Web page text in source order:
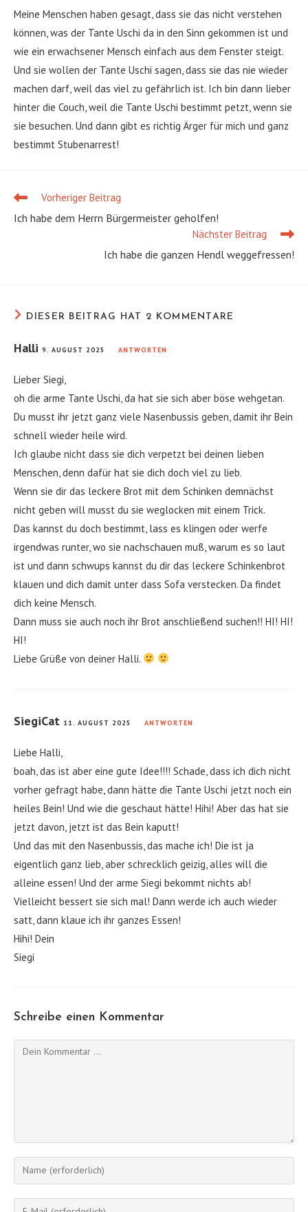
Meine Menschen haben gesagt, dass sie das nicht verstehen
können, was der Tante Uschi da in den Sinn gekommen ist und
wie ein erwachsener Mensch einfach aus dem Fenster steigt.
Und sie wollen der Tante Uschi sagen, dass sie das nie wieder
machen darf, weil das viel zu gefährlich ist. Ich bin dann lieber
hinter die Couch, weil die Tante Uschi bestimmt petzt, wenn sie
sie besuchen. Und dann gibt es richtig Ärger für mich und ganz
bestimmt Stubenarrest!
Weitere
ansehen
Vorheriger Beitrag
Ich habe dem Herrn Bürgermeister geholfen!
Nächster Beitrag
Ich habe die ganzen Hendl weggefressen!
DIESER BEITRAG HAT 2 KOMMENTARE
Halli 9. AUGUST 2025 ANTWORTEN
Lieber Siegi,
oh die arme Tante Uschi, da hat sie sich aber böse wehgetan.
Du musst ihr jetzt ganz viele Nasenbussis geben, damit ihr Bein
schnell wieder heile wird.
Ich glaube nicht dass sie dich verpetzt bei deinen lieben
Menschen, denn dafür hat sie dich doch viel zu lieb.
Wenn sie dir das leckere Brot mit dem Schinken demnächst
nicht geben will musst du sie weglocken mit einem Trick.
Das kannst du doch bestimmt, lass es klingen oder werfe
irgendwas runter, wo sie nachschauen muß, warum es so laut
ist und dann schwups kannst du dir das leckere Schinkenbrot
klauen und dich damit unter dass Sofa verstecken. Da findet
dich keine Mensch.
Dann muss sie auch noch ihr Brot anschließend suchen!! HI! HI!
HI!
Liebe Grüße von deiner Halli.
SiegiCat 11. AUGUST 2025 ANTWORTEN
Liebe Halli,
boah, das ist aber eine gute Idee!!!! Schade, dass ich dich nicht
vorher gefragt habe, dann hätte die Tante Uschi jetzt noch ein
heiles Bein! Und wie die geschaut hätte! Hihi! Aber das hat sie
jetzt davon, jetzt ist das Bein kaputt!
Und das mit den Nasenbussis, das mache ich! Die ist ja
eigentlich ganz lieb, aber schrecklich geizig, alles will die
alleine essen! Und der arme Siegi bekommt nichts ab!
Vielleicht bessert sie sich mal! Dann werde ich auch wieder
satt, dann klaue ich ihr ganzes Essen!
Hihi! Dein
Siegi
Schreibe einen Kommentar
Kommentieren
Gib
deinen
Namen
Gib